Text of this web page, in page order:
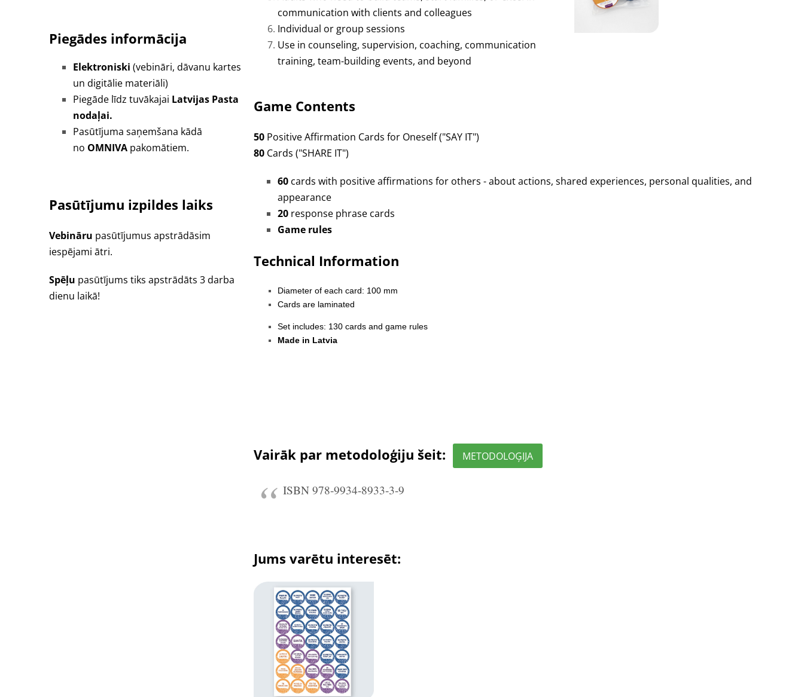
Piegādes informācija
Elektroniski (vebināri, dāvanu kartes
un digitālie materiāli)
Piegāde līdz tuvākajai Latvijas Pasta
nodaļai.
Pasūtījuma saņemšana kādā
no OMNIVA pakomātiem.
Pasūtījumu izpildes laiks
Vebināru pasūtījumus apstrādāsim
iespējami ātri.
Spēļu pasūtījums tiks apstrādāts 3 darba
dienu laikā!
communication with clients and colleagues
Individual or group sessions
Use in counseling, supervision, coaching, communication
training, team-building events, and beyond
Game Contents
50 Positive Affirmation Cards for Oneself("SAY IT")
80 Cards ("SHARE IT")
60 cards with positive affirmations for others - about actions, shared experiences, personal qualities, and
appearance
20 response phrase cards
Game rules
Technical Information
Diameter of each card: 100 mm
Cards are laminated
Set includes: 130 cards and game rules
Made in Latvia
Vairāk par metodoloģiju šeit: METODOLOĢIJA
ISBN 978-9934-8933-3-9
Jums varētu interesēt: